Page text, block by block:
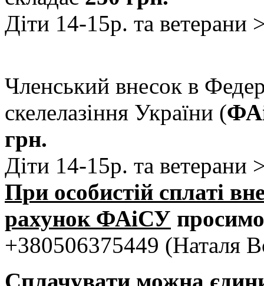
Діти 14-15р. та ветерани
Членський внесок в
скелелазіння України (
грн.
Діти 14-15р. та ветерани
При особистій сплаті
рахунок ФАіСУ
+380506375449 (Наталя